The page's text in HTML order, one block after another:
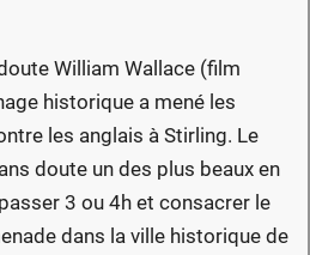
William Wallace (film
historique a mené les
les anglais à Stirling. Le
doute un des plus beaux en
3 ou 4h et consacrer le
dans la ville historique de